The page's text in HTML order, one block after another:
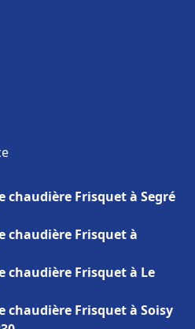
Frisquet à Segré
chaudière Frisquet à
Frisquet à Le
Frisquet à Soisy